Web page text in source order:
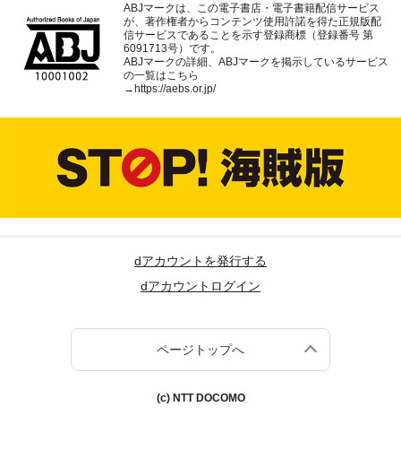
ABJマークは、この電子書店・電子書籍配信サービス
が、著作権者からコンテンツ使用許諾を得た正規版配
信サービスであることを示す登録商標（登録番号 第
6091713号）です。
ABJマークの詳細、ABJマークを掲示しているサービス
の一覧はこちら
→ https://aebs.or.jp/
dアカウントを発行する
dアカウントログイン
ページトップへ
(c) NTT DOCOMO